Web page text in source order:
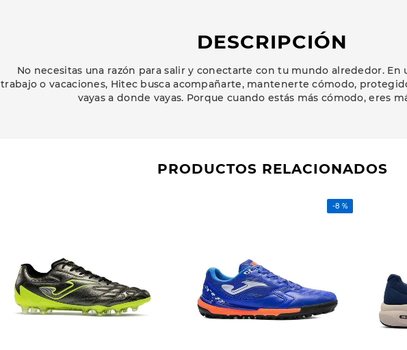
DESCRIPCIÓN
No necesitas una razón para salir y conectarte con tu mundo alrededor. En
trabajo o vacaciones, Hitec busca acompañarte, mantenerte cómodo,
vayas a donde vayas. Porque cuando estás más cómodo, eres
PRODUCTOS RELACIONADOS
-8 %